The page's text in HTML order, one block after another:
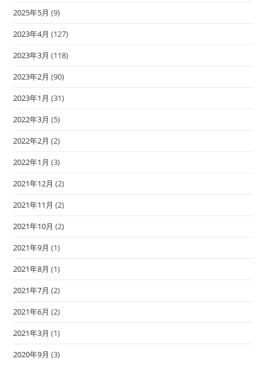
2025年5月 (9)
2023年4月 (127)
2023年3月 (118)
2023年2月 (90)
2023年1月 (31)
2022年3月 (5)
2022年2月 (2)
2022年1月 (3)
2021年12月 (2)
2021年11月 (2)
2021年10月 (2)
2021年9月 (1)
2021年8月 (1)
2021年7月 (2)
2021年6月 (2)
2021年3月 (1)
2020年9月 (3)